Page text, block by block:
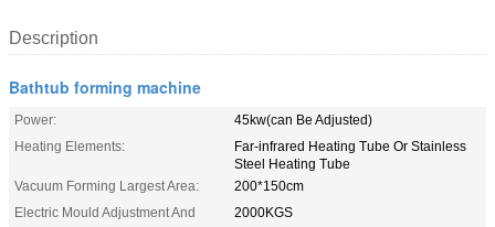
Description
Bathtub forming machine
Power:
45kw(can Be Adjusted)
Heating Elements:
Far-infrared Heating Tube Or Stainless
Steel Heating Tube
Vacuum Forming Largest Area:
200*150cm
Electric Mould Adjustment And
2000KGS